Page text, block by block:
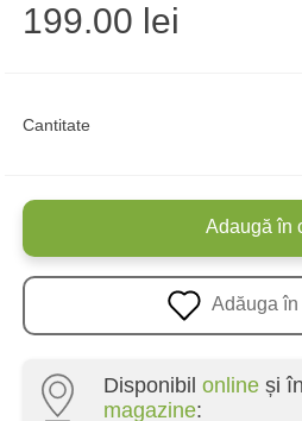
Cantitate
199.00 lei
Adaugă în
Adăuga
Disponibil online și în
magazine: